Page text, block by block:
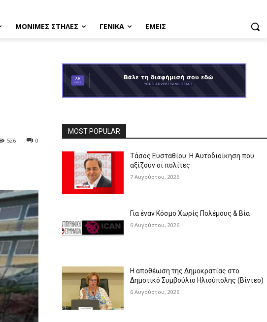
ΜΟΝΙΜΕΣ ΣΤΗΛΕΣ ΓΕΝΙΚΑ ΕΜΕΙΣ
0
526
MOST POPULAR
Τάσος Ευσταθίου: Η Αυτοδιοίκηση που
αξίζουν οι πολίτες
7 Αυγούστου, 2026
Για έναν Κόσμο Χωρίς Πολέμους & Βία
6 Αυγούστου, 2026
Η αποθέωση της Δημοκρατίας στο
Δημοτικό Συμβούλιο Ηλιούπολης (Βίντεο)
6 Αυγούστου, 2026